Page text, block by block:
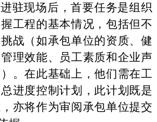
驻现场后，首要任务是组织
工程的基本情况，包括但不
战（如承包单位的资质、健
理效能、员工素质和企业声
。在此基础上，他们需在工
进度控制计划，此计划既是
亦将作为审阅承包单位提交